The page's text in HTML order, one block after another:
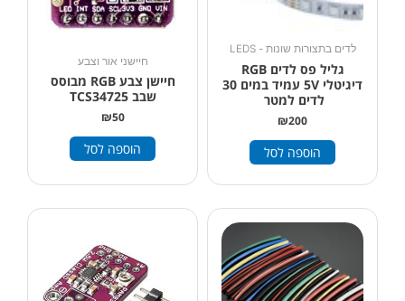
לדים בתצורות שונות - LEDS
גליל פס לדים RGB
דיגיטלי 5V עמיד במים 30
לדים למטר
₪200
הוספה לסל
חיישני אור וצבע
חיישן צבע RGB מבוסס
שבב TCS34725
₪50
הוספה לסל